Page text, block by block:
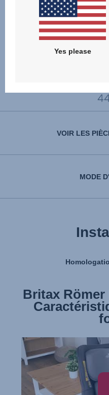
VOIR LES
MODE
Britax Römer
Britax Römer
Yes please